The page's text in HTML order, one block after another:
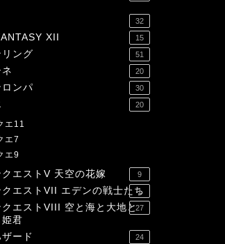
32
XII 15
ング 51
20
ロンパ 30
20
エ11
エ7
エ9
クエストV 天空の花嫁 9
クエストVII エデンの戦士たち
1
クエストVIII 空と海と大地と
君
27
ード 24